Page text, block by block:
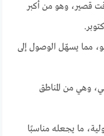
قصير، وهو من أكبر
بالقرب من محور 26 يوليو، مما يسهّل الوصول إلى
وهي من المناطق
ما يجعله مناسبًا